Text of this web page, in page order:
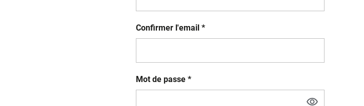
Confirmer l'email *
Mot de passe *